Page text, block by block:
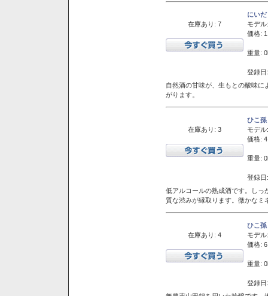
在庫あり: 7
にい
モデル:
価格:
重量:
登録
自然酒の甘味が、生もとの酸味
がります。
在庫あり: 3
ひこ
モデル:
価格:
重量:
登録
低アルコールの熟成酒です。しっ
質な渋みが縁取ります。微かなミ
在庫あり: 4
ひこ
モデル:
価格:
重量:
登録